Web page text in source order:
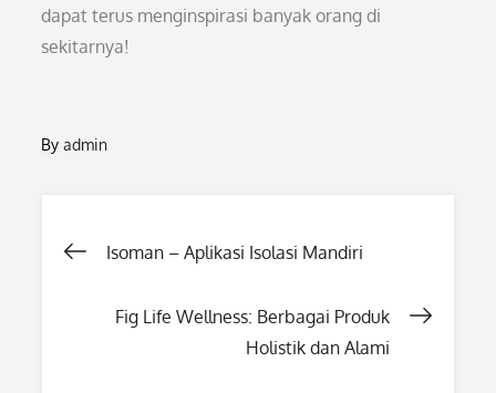
dapat terus menginspirasi banyak orang di
sekitarnya!
Byadmin
Post
navigation
Isoman – Aplikasi Isolasi Mandiri
Fig Life Wellness: Berbagai Produk
Holistik dan Alami